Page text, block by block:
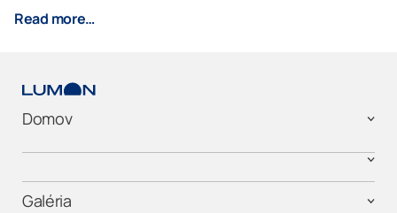
Read more…
Domov
Galéria